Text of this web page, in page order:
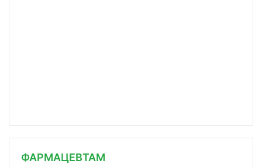
ФАРМАЦЕВТАМ